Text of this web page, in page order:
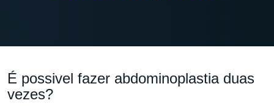
É possivel fazer abdominoplastia duas
vezes?